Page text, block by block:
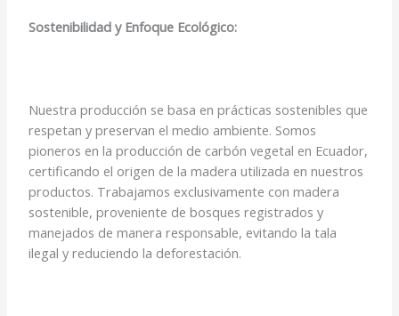
Sostenibilidad y Enfoque Ecológico:
Nuestra producción se basa en prácticas sostenibles que
respetan y preservan el medio ambiente. Somos
pioneros en la producción de carbón vegetal en Ecuador,
certificando el origen de la madera utilizada en nuestros
productos. Trabajamos exclusivamente con madera
sostenible, proveniente de bosques registrados y
manejados de manera responsable, evitando la tala
ilegal y reduciendo la deforestación.